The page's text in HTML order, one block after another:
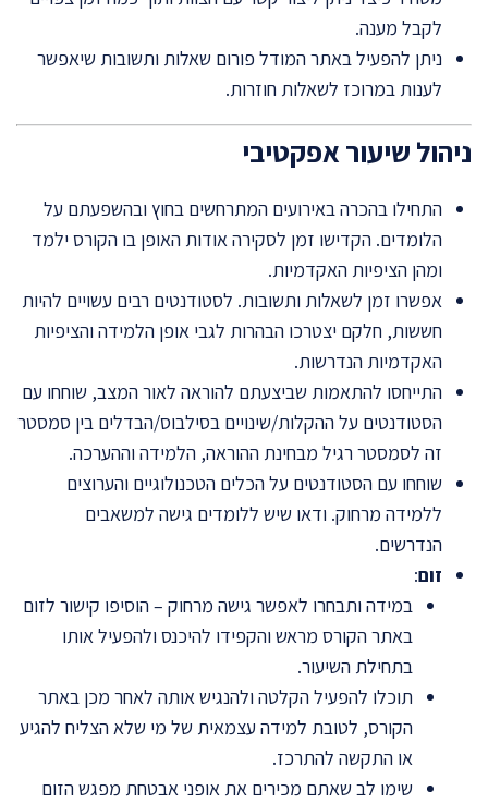
לקבל מענה.
ניתן להפעיל באתר המודל פורום שאלות ותשובות שיאפשר
לענות במרוכז לשאלות חוזרות.
ניהול שיעור אפקטיבי
התחילו בהכרה באירועים המתרחשים בחוץ ובהשפעתם על
הלומדים. הקדישו זמן לסקירה אודות האופן בו הקורס ילמד
ומהן הציפיות האקדמיות.
אפשרו זמן לשאלות ותשובות. לסטודנטים רבים עשויים להיות
חששות, חלקם יצטרכו הבהרות לגבי אופן הלמידה והציפיות
האקדמיות הנדרשות.
התייחסו להתאמות שביצעתם להוראה לאור המצב, שוחחו עם
הסטודנטים על ההקלות/שינויים בסילבוס/הבדלים בין סמסטר
זה לסמסטר רגיל מבחינת ההוראה, הלמידה וההערכה.
שוחחו עם הסטודנטים על הכלים הטכנולוגיים והערוצים
ללמידה מרחוק. ודאו שיש ללומדים גישה למשאבים
הנדרשים.
זום:
במידה ותבחרו לאפשר גישה מרחוק – הוסיפו קישור לזום
באתר הקורס מראש והקפידו להיכנס ולהפעיל אותו
בתחילת השיעור.
תוכלו להפעיל הקלטה ולהנגיש אותה לאחר מכן באתר
הקורס, לטובת למידה עצמאית של מי שלא הצליח להגיע
או התקשה להתרכז.
שימו לב שאתם מכירים את אופני אבטחת מפגש הזום